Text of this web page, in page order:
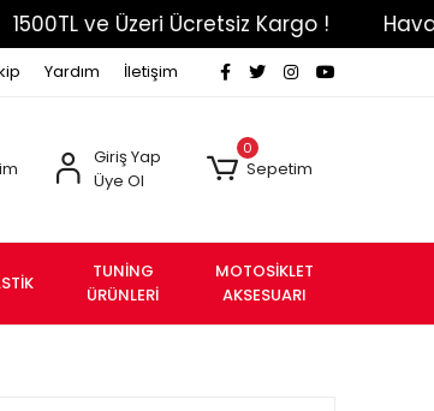
ve Üzeri Ücretsiz Kargo ! Havale Eft
Yardım İletişim
Giriş Yap
Üye Ol
0
Sepetim
TUNİNG
ÜRÜNLERİ
MOTOSİKLET
AKSESUARI